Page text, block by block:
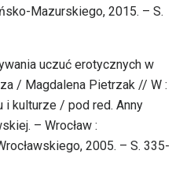
Mazurskiego, 2015. – S.
uczuć erotycznych w
/ Magdalena Pietrzak // W :
kulturze / pod red. Anny
– Wrocław :
2005. – S. 335-